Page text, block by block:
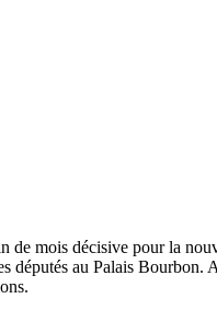
députés au Palais